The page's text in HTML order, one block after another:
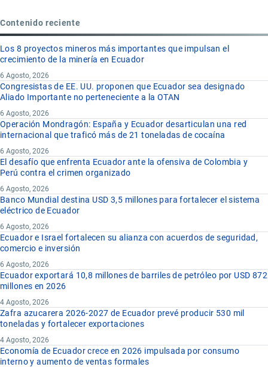
Contenido reciente
Los 8 proyectos mineros más importantes que impulsan el
crecimiento de la minería en Ecuador
6 Agosto, 2026
Congresistas de EE. UU. proponen que Ecuador sea designado
Aliado Importante no perteneciente a la OTAN
6 Agosto, 2026
Operación Mondragón: España y Ecuador desarticulan una red
internacional que traficó más de 21 toneladas de cocaína
6 Agosto, 2026
El desafío que enfrenta Ecuador ante la ofensiva de Colombia y
Perú contra el crimen organizado
6 Agosto, 2026
Banco Mundial destina USD 3,5 millones para fortalecer el sistema
eléctrico de Ecuador
6 Agosto, 2026
Ecuador e Israel fortalecen su alianza con acuerdos de seguridad,
comercio e inversión
6 Agosto, 2026
Ecuador exportará 10,8 millones de barriles de petróleo por USD 872
millones en 2026
4 Agosto, 2026
Zafra azucarera 2026-2027 de Ecuador prevé producir 530 mil
toneladas y fortalecer exportaciones
4 Agosto, 2026
Economía de Ecuador crece en 2026 impulsada por consumo
interno y aumento de ventas formales